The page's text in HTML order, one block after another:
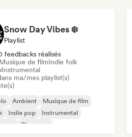
Snow Day Vibes ❄️
Playlist
feedbacks réalisés
Musique de filmIndie folk
Instrumental
ma/mes playlist(s)
Ambient
Musique de film
Indie pop
Instrumental
Shoegaze